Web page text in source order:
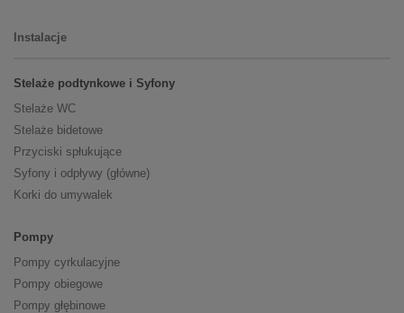
Instalacje
Stelaże podtynkowe i Syfony
Stelaże WC
Stelaże bidetowe
Przyciski spłukujące
Syfony i odpływy (główne)
Korki do umywalek
Pompy
Pompy cyrkulacyjne
Pompy obiegowe
Pompy głębinowe